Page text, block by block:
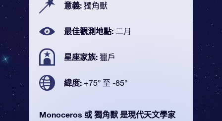
意義: 獨角獸
最佳觀測地點: 二月
星座家族: 獵戶
緯度: +75° 至 -85°
Monoceros 或 獨角獸 是現代天文學家